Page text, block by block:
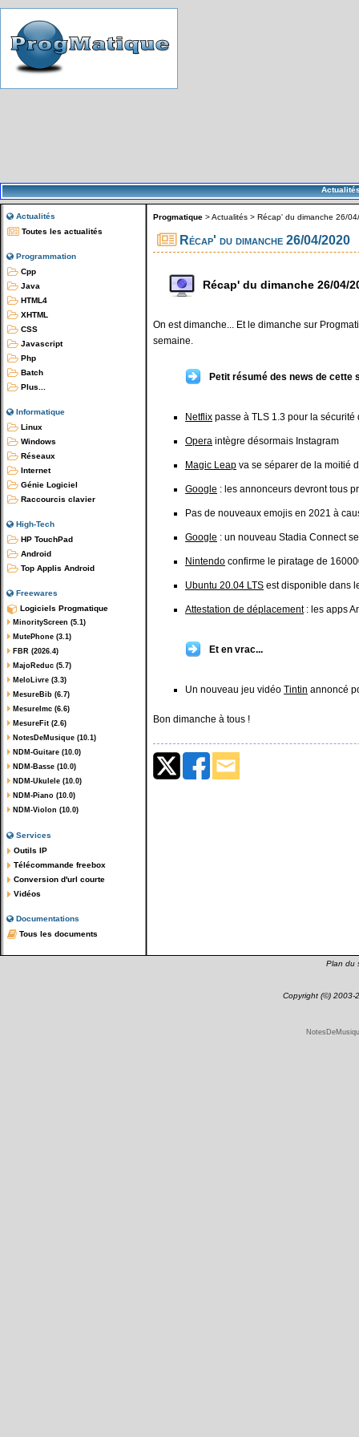
Actualités
Toutes les actualités
Programmation
Cpp
Java
HTML4
XHTML
CSS
Javascript
Php
Batch
Plus...
Informatique
Linux
Windows
Réseaux
Internet
Génie Logiciel
Raccourcis clavier
High-Tech
HP TouchPad
Android
Top Applis Android
Freewares
Logiciels Progmatique
MinorityScreen (5.1)
MutePhone (3.1)
FBR (2026.4)
MajoReduc (5.7)
MeloLivre (3.3)
MesureBib (6.7)
MesureImc (6.6)
MesureFit (2.6)
NotesDeMusique (10.1)
NDM-Guitare (10.0)
NDM-Basse (10.0)
NDM-Ukulele (10.0)
NDM-Piano (10.0)
NDM-Violon (10.0)
Services
Outils IP
Télécommande freebox
Conversion d'url courte
Vidéos
Documentations
Tous les documents
Progmatique >Actualités > Récap' du dimanche 26/
Récap' du dimanche 26/04/2020
Récap' du dimanche 26/04/
On est dimanche... Et le dimanche sur
semaine.
Petit résumé des news de cette
Netflix passe à TLS 1.3 pour la sécurité
Opera intègre désormais Instagram
Magic Leap va se séparer de la moitié
Google : les annonceurs devront tous
Pas de nouveaux emojis en 2021 à
Google : un nouveau Stadia Connect
Nintendo confirme le piratage de
Ubuntu 20.04 LTS est disponible dans
Attestation de déplacement: les apps
Et en vrac...
Un nouveau jeu vidéo Tintin annoncé
Bon dimanche à tous !
Plan du
Copyright (©) 2003-